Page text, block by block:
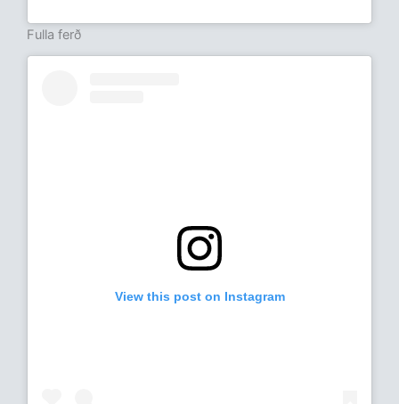
Fulla ferð
View this post on Instagram